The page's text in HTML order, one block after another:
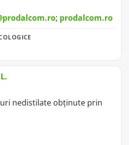
; prodalcom.ro
nedistilate obținute prin